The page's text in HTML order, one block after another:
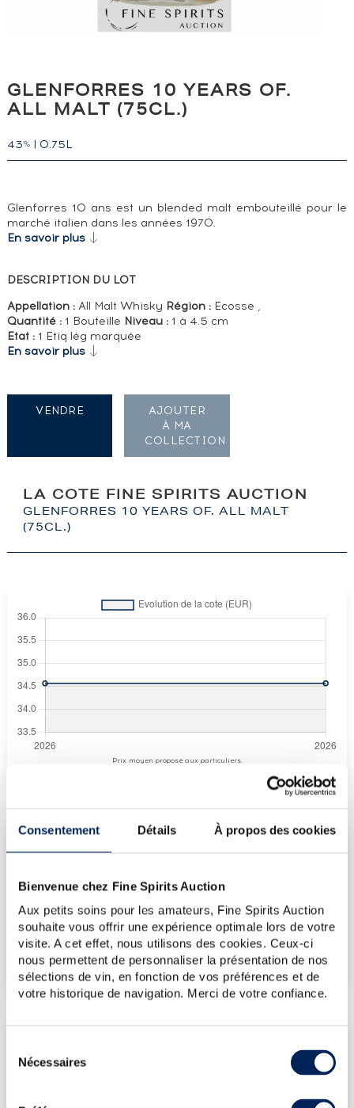
Consentement Détails À propos des cookies
Bienvenue chez Fine Spirits Auction
Aux petits soins pour les amateurs, Fine Spirits Auction
souhaite vous offrir une expérience optimale lors de votre
visite. A cet effet, nous utilisons des cookies. Ceux-ci
nous permettent de personnaliser la présentation de nos
sélections de vin, en fonction de vos préférences et de
votre historique de navigation. Merci de votre confiance.
Nécessaires
GLENFORRES 10 YEARS OF.
ALL MALT (75CL.)
43% | 0.75L
Glenforres 10 ans est un blended malt embouteillé pour le
marché italien dans les années 1970.
En savoir plus
DESCRIPTION DU LOT
Appellation :All Malt Whisky Région : Ecosse ,
Quantité :1 Bouteille Niveau :1 à 4.5 cm
Etat :1 Etiq lég marquée
En savoir plus
LA COTE FINE SPIRITS AUCTION
GLENFORRES 10 YEARS OF. ALL MALT
(75CL.)
Prix moyen proposé aux particuliers.
35€
45 € (plus haut annuel)
27 € (plus bas annuel)
17/07/2026
34€
VENDRE
AJOUTER
À MA
COLLECTION